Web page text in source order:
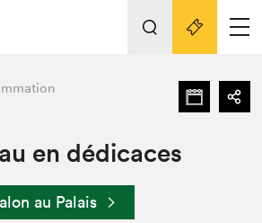
2022 Nos activités
en dédicaces
au Palais